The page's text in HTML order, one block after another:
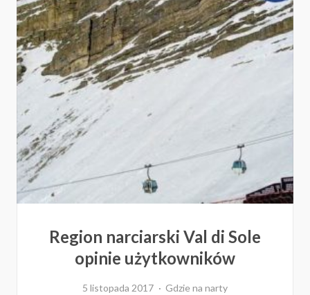
Region narciarski Val di Sole
opinie użytkowników
5 listopada 2017 Gdzie na narty